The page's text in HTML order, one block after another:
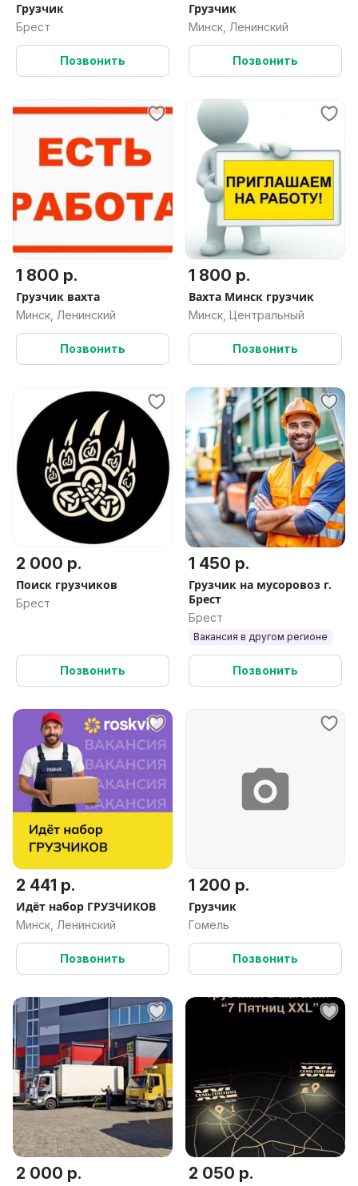
Грузчик
Брест
Позвонить
Грузчик
Минск, Ленинский
Позвонить
1 800 р.
Грузчик вахта
Минск, Ленинский
Позвонить
1 800 р.
Вахта Минск грузчик
Минск, Центральный
Позвонить
2 000 р.
Поиск грузчиков
Брест
Позвонить
1 450 р.
Грузчик на мусоровоз г.
Брест
Брест
Вакансия в другом регионе
Позвонить
2 441 р.
Идёт набор ГРУЗЧИКОВ
Минск, Ленинский
Позвонить
1 200 р.
Грузчик
Гомель
Позвонить
2 000 р. 2 050 р.